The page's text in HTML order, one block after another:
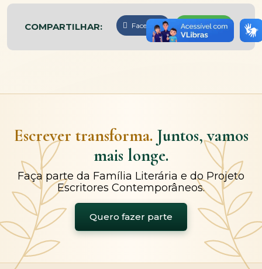
COMPARTILHAR: Facebook WhatsApp
Escrever transforma. Juntos, vamos
mais longe.
Faça parte da Família Literária e do Projeto
Escritores Contemporâneos.
Quero fazer parte